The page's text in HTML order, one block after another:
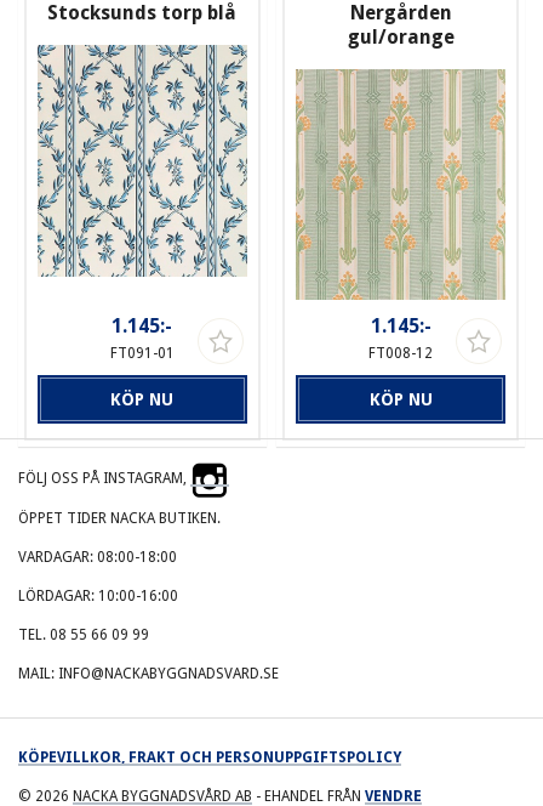
Stocksunds torp blå
1.145:-
FT091-01
KÖP NU
Nergården
gul/orange
1.145:-
FT008-12
KÖP NU
FÖLJ OSS PÅ INSTAGRAM,
ÖPPET TIDER NACKA BUTIKEN.
VARDAGAR: 08:00-18:00
LÖRDAGAR: 10:00-16:00
TEL. 08 55 66 09 99
MAIL: INFO@NACKABYGGNADSVARD.SE
KÖPEVILLKOR, FRAKT OCH PERSONUPPGIFTSPOLICY
© 2026 NACKA BYGGNADSVÅRD AB - EHANDEL FRÅN VENDRE